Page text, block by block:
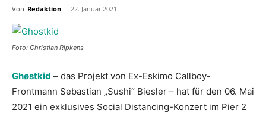
Von Redaktion - 22. Januar 2021
Foto: Christian Ripkens
Ghøstkid – das Projekt von Ex-Eskimo Callboy-
Frontmann Sebastian „Sushi“ Biesler – hat für den 06. Mai
2021 ein exklusives Social Distancing-Konzert im Pier 2